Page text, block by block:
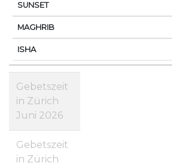
Gebetszeit
in Zürich
Juni 2026
Gebetszeit
in Zürich